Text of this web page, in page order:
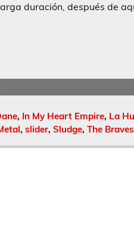
duración, después de
, In My Heart Empire, La
, slider, Sludge, The